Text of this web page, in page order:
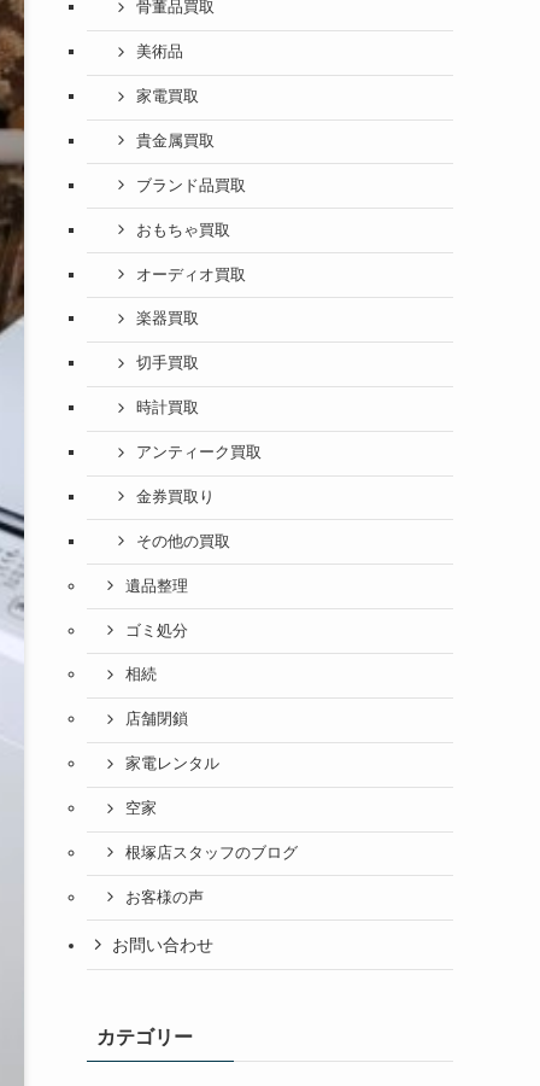
骨董品買取
美術品
家電買取
貴金属買取
ブランド品買取
おもちゃ買取
オーディオ買取
楽器買取
切手買取
時計買取
アンティーク買取
金券買取り
その他の買取
遺品整理
ゴミ処分
相続
店舗閉鎖
家電レンタル
空家
根塚店スタッフのブログ
お客様の声
お問い合わせ
カテゴリー